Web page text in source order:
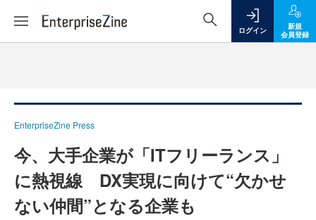
ログイン
新規
会員登録
EnterpriseZine Press
今、大手企業が「ITフリーランス」
に熱視線 DX実現に向けて“欠かせ
ない仲間”となる企業も